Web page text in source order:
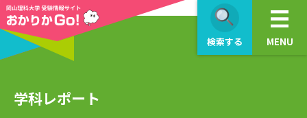
検索する MENU
学科レポート